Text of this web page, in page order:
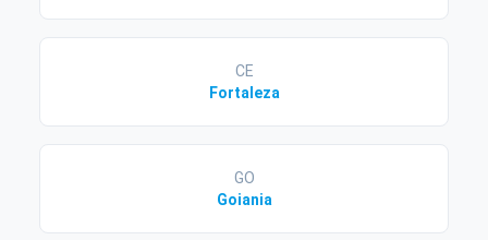
CE
Fortaleza
GO
Goiania